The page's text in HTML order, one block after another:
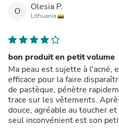
O Olesia P.
Lithuania
bon produit en petit volume
Ma peau est sujette à l'acné,
efficace pour la faire
de pastèque, pénètre
trace sur les vêtements.
douce, agréable au toucher
seul inconvénient est son